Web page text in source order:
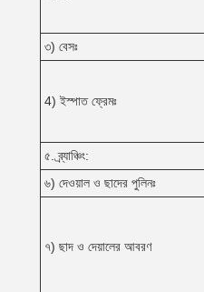
৩) বেসঃ
4) ইস্পাত ফ্রেমঃ
৫. ব্র্যাঞ্চিং:
৬) দেওয়াল ও ছাদের পুলিনঃ
৭) ছাদ ও দেয়ালের আবরণ